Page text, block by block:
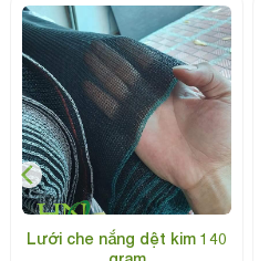
Bạt nhựa 2 da xanh cam